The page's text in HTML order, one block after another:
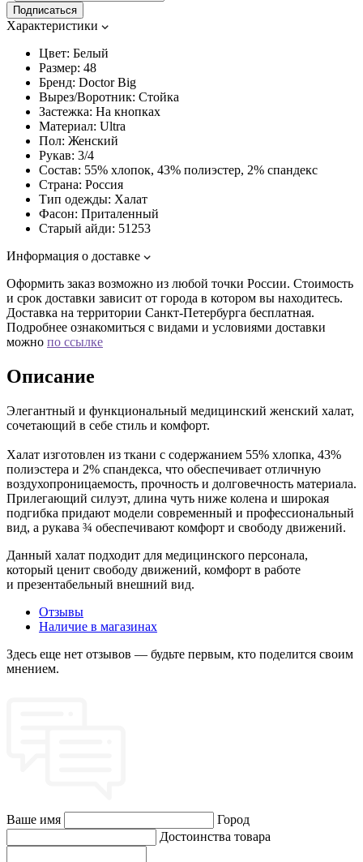
Подписаться
Характеристики
Цвет: Белый
Размер: 48
Бренд: Doctor Big
Вырез/Воротник: Стойка
Застежка: На кнопках
Материал: Ultra
Пол: Женский
Рукав: 3/4
Состав: 55% хлопок, 43% полиэстер, 2% спандекс
Страна: Россия
Тип одежды: Халат
Фасон: Приталенный
Старый айди: 51253
Информация о доставке
Оформить заказ возможно из любой точки России. Стоимость
и срок доставки зависит от города в котором вы находитесь.
Доставка на территории Санкт-Петербурга бесплатная.
Подробнее ознакомиться с видами и условиями доставки
можно по ссылке
Описание
Элегантный и функциональный медицинский женский халат,
сочетающий в себе стиль и комфорт.
Халат изготовлен из ткани с содержанием 55% хлопка, 43%
полиэстера и 2% спандекса, что обеспечивает отличную
воздухопроницаемость, прочность и долговечность материала.
Прилегающий силуэт, длина чуть ниже колена и широкая
подгибка придают модели современный и профессиональный
вид, а рукава ¾ обеспечивают комфорт и свободу движений.
Данный халат подходит для медицинского персонала,
который ценит свободу движений, комфорт в работе
и презентабельный внешний вид.
Отзывы
Наличие в магазинах
Здесь еще нет отзывов — будьте первым, кто поделится своим
мнением.
Ваше имя
Город
Достоинства товара